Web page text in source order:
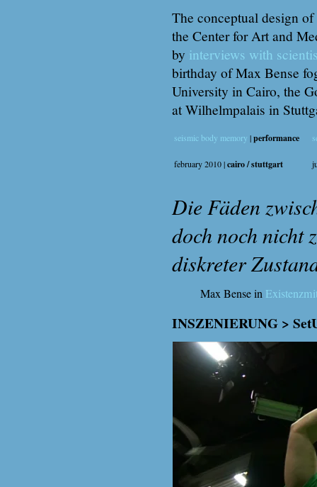
The conceptual design
the Center for Art and
by interviews with
birthday of Max Bense
University in Cairo, the
at Wilhelmpalais in
seismic body memory |performance
february 2010 |cairo / stuttgart
Die Fäden
doch noch nicht
diskreter
Max Bense in
INSZENIERUNG >